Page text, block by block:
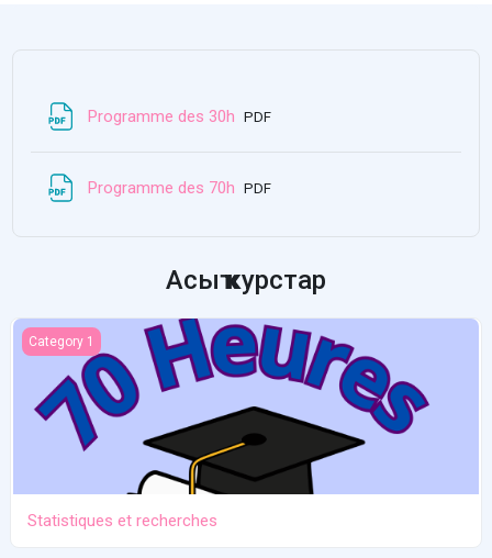
Programme des 30h File
PDF
Programme des 70h File
PDF
Асыҡ курстар
Statistiques et recherches
Category 1
Statistiques et recherches